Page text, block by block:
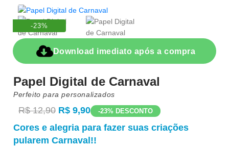
-23%
Download imediato após a compra
Papel Digital de Carnaval
Perfeito para personalizados
R$12,90 R$ 9,90 -23% DESCONTO
Cores e alegria para fazer suas criações
pularem Carnaval!!